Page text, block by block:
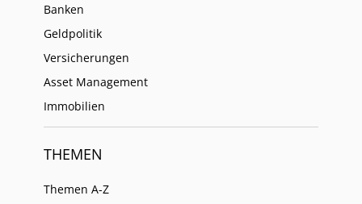
Banken
Geldpolitik
Versicherungen
Asset Management
Immobilien
THEMEN
Themen A-Z